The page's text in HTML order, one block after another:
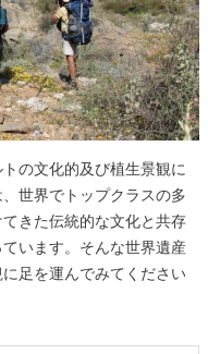
の文化的及び植生景観に
世界でトップクラスの多
きた伝統的な文化と共存
います。そんな世界遺産
足を運んでみてください